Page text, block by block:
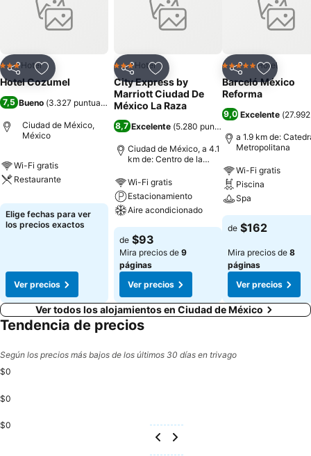
CompartirAgregar a favoritos
3 Estrellas
Hotel
Hotel Cozumel
7,5 Bueno (3.327 puntuaciones)
Ciudad de México,
México
Wi-Fi gratis
Restaurante
Elige fechas para ver
los precios exactos
Ver precios
CompartirAgregar a favoritos
3 Estrellas
Hotel
City Express by
Marriott Ciudad De
México La Raza
8,7 Excelente (5.280 puntuaciones
Ciudad de México, a 4.1
km de: Centro de la
Wi-Fi gratis
Estacionamiento
Aire acondicionado
de $93
Mira precios de 9
páginas
Ver precios
CompartirAgregar
5 EstrellasHotel
Barceló México
Reforma
9,0 Excelente (
a 1.9 km de:
Metropolitana
Wi-Fi gratis
Piscina
Spa
de $162
Mira precios de 8
páginas
Ver precios
Ver todos los alojamientos en Ciudad de México
Tendencia de precios
Según los precios más bajos de los últimos 30 días en trivago
$0
$0
$0